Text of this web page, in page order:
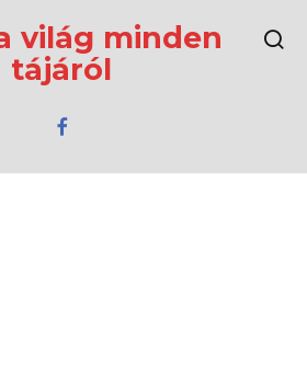
világ minden
tájáról